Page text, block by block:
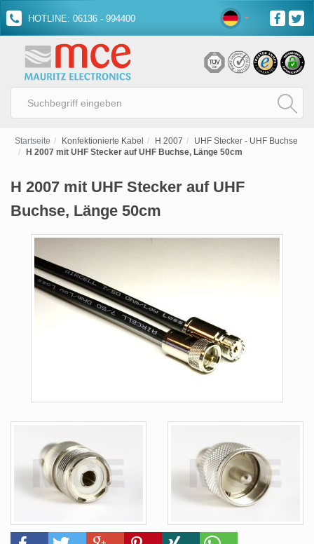
HOTLINE: 06136 - 994400
Startseite Konfektionierte Kabel H 2007
UHF Stecker - UHF Buchse
H 2007 mit UHF Stecker auf UHF Buchse, Länge 50cm
H 2007 mit UHF Stecker auf UHF
Buchse, Länge 50cm